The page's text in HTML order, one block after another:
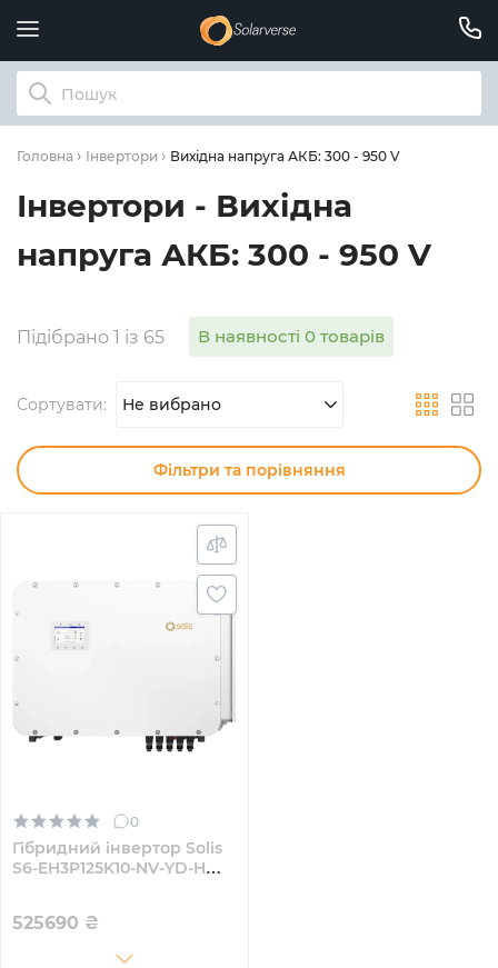
Головна Інвертори Вихідна напруга АКБ: 300 - 950 V
Інвертори - Вихідна
напруга АКБ: 300 - 950 V
Підібрано 1 із 65 В наявності 0 товарів
Сортувати: Не вибрано
Фільтри та порівняння
0
Гібридний інвертор Solis
S6-EH3P125K10-NV-YD-H
525690 ₴